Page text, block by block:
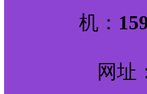
机：
网址：